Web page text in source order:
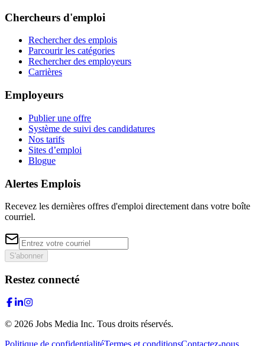
Chercheurs d'emploi
Rechercher des emplois
Parcourir les catégories
Rechercher des employeurs
Carrières
Employeurs
Publier une offre
Système de suivi des candidatures
Nos tarifs
Sites d’emploi
Blogue
Alertes Emplois
Recevez les dernières offres d'emploi directement dans votre boîte
courriel.
S'abonner
Restez connecté
© 2026 Jobs Media Inc. Tous droits réservés.
Politique de confidentialitéTermes et conditionsContactez-nous